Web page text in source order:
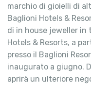
marchio di gioielli di
Baglioni Hotels &
di in house jeweller
Hotels & Resorts, a
presso il Baglioni
inaugurato a giugno.
aprirà un ulteriore